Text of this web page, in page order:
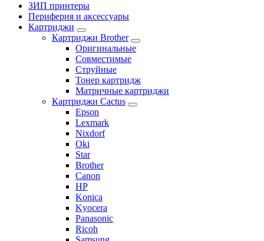
ЗИП принтеры
Периферия и аксессуары
Картриджи
Картриджи Brother
Оригинальные
Совместимые
Струйные
Тонер картридж
Матричные картриджи
Картриджи Cactus
Epson
Lexmark
Nixdorf
Oki
Star
Brother
Canon
HP
Konica
Kyocera
Panasonic
Ricoh